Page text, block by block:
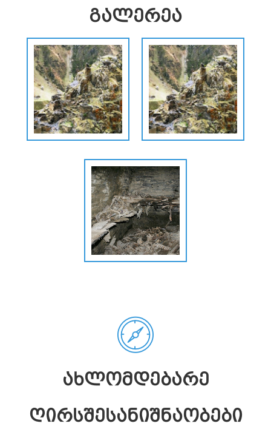
ᲒᲐᲚᲔᲠᲔᲐ
ᲐᲮᲚᲝᲛᲓᲔᲑᲐᲠᲔ
ᲦᲘᲠᲡᲨᲔᲡᲐᲜᲘᲨᲜᲐᲝᲑᲔᲑᲘ